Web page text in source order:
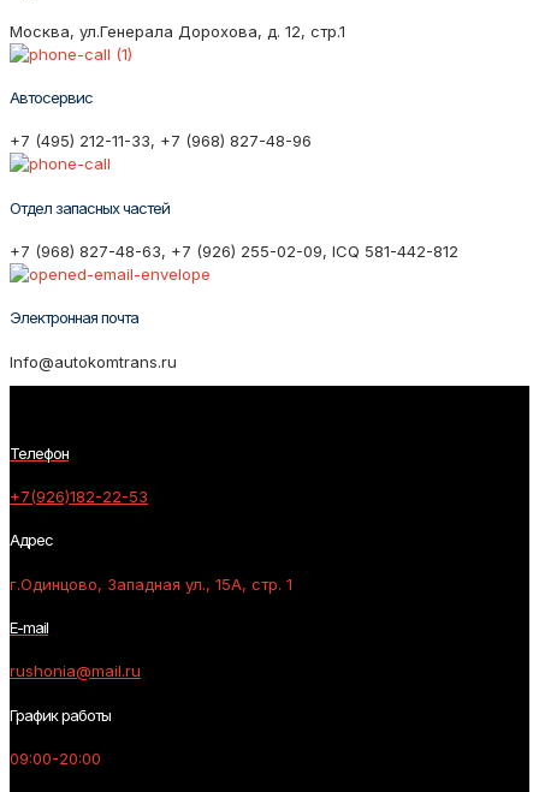
Москва, ул.Генерала Дорохова, д. 12, стр.1
Автосервис
+7 (495) 212-11-33, +7 (968) 827-48-96
Отдел запасных частей
+7 (968) 827-48-63, +7 (926) 255-02-09, ICQ 581-442-812
Электронная почта
Info@autokomtrans.ru
Телефон
+7(926)182-22-53
Адрес
г.Одинцово, Западная ул., 15А, стр. 1
E-mail
rushonia@mail.ru
График работы
09:00-20:00